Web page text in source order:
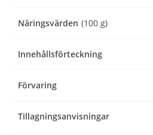
Näringsvärden (100 g)
Innehållsförteckning
Förvaring
Tillagningsanvisningar